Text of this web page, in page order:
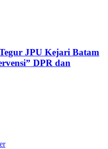
JPU Kejari Batam
DPR dan